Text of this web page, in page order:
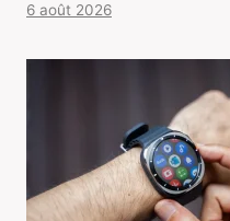
6 août 2026